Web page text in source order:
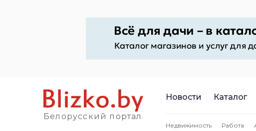
Белорусский портал
Новости Каталог
Недвижимость Работа